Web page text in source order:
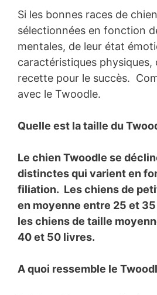
Si les bonnes races de
sélectionnées en fonction
mentales, de leur état
caractéristiques physiques,
recette pour le succès.
avec le Twoodle.
Quelle est la taille du
Le chien Twoodle se
distinctes qui varient en
filiation. Les chiens de
en moyenne entre 25 et
les chiens de taille
40 et 50 livres.
A quoi ressemble le